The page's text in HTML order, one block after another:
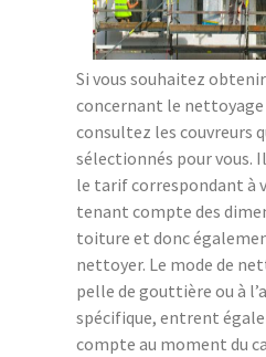
Si vous souhaitez
concernant le
consultez les couvreurs
sélectionnés pour vous.
le tarif correspondant à
tenant compte des
toiture et donc
nettoyer. Le mode de
pelle de gouttière ou à
spécifique, entrent
compte au moment du